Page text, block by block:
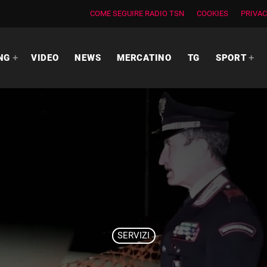
COME SEGUIRE RADIO TSN COOKIES
VIDEO NEWS MERCATINO TG SPORT
SERVIZI